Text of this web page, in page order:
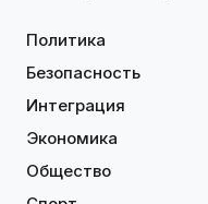
Политика
Безопасность
Интеграция
Экономика
Общество